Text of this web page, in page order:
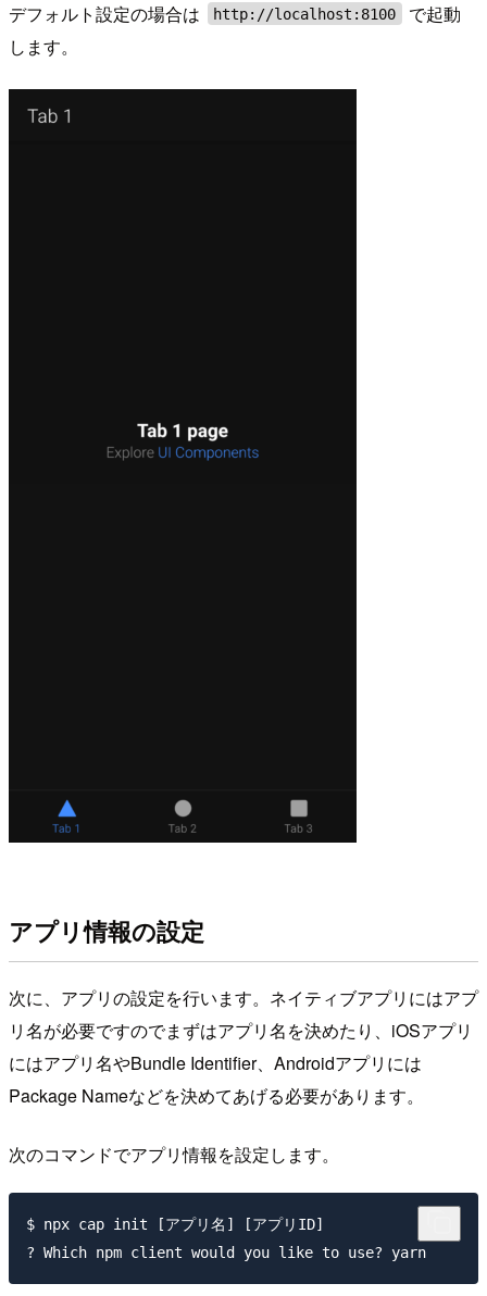
デフォルト設定の場合は http://localhost:8100
で起動
します。
アプリ情報の設定
次に、アプリの設定を行います。ネイティブアプリにはアプ
リ名が必要ですのでまずはアプリ名を決めたり、iOSアプリ
にはアプリ名やBundle Identifier、Androidアプリには
Package Nameなどを決めてあげる必要があります。
次のコマンドでアプリ情報を設定します。
$ npx cap init [アプリ名] [アプリID]